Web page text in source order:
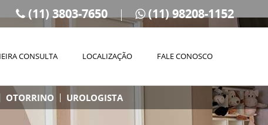
(11) 3803-7650 (11) 98208-1152
CONSULTA LOCALIZAÇÃO FALE CONOSCO
OTORRINO UROLOGISTA